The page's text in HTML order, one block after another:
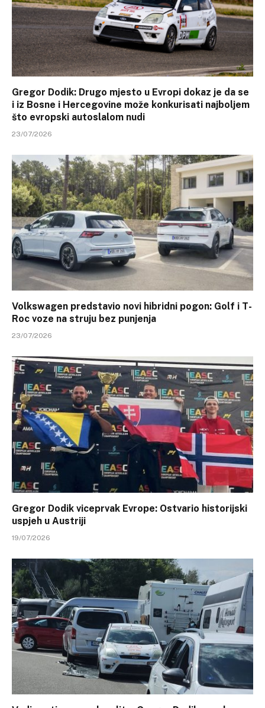
Gregor Dodik: Drugo mjesto u Evropi dokaz je da se
i iz Bosne i Hercegovine može konkurisati najboljem
što evropski autoslalom nudi
23/07/2026
Volkswagen predstavio novi hibridni pogon: Golf i T-
Roc voze na struju bez punjenja
23/07/2026
Gregor Dodik viceprvak Evrope: Ostvario historijski
uspjeh u Austriji
19/07/2026